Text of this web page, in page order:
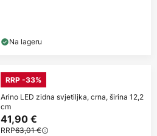
Na lageru
RRP -33%
Arino LED zidna svjetiljka, crna, širina 12,2
cm
41,90 €
RRP63,01 €